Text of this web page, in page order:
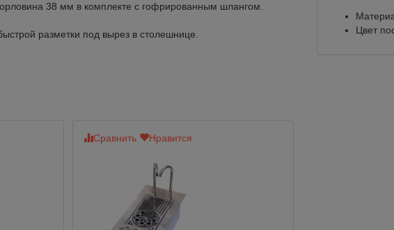
38 мм в комплекте с гофрированным шлангом.
разметки под вырез в столешнице.
Сравнить Нравится
Цвет